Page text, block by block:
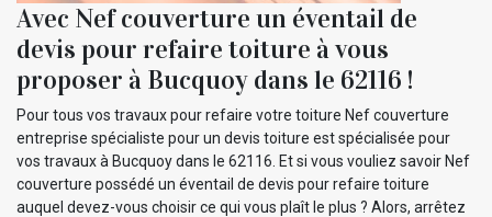
Avec Nef couverture un éventail de
devis pour refaire toiture à vous
proposer à Bucquoy dans le 62116 !
Pour tous vos travaux pour refaire votre toiture Nef couverture
entreprise spécialiste pour un devis toiture est spécialisée pour
vos travaux à Bucquoy dans le 62116. Et si vous vouliez savoir Nef
couverture possédé un éventail de devis pour refaire toiture
auquel devez-vous choisir ce qui vous plaît le plus ? Alors, arrêtez